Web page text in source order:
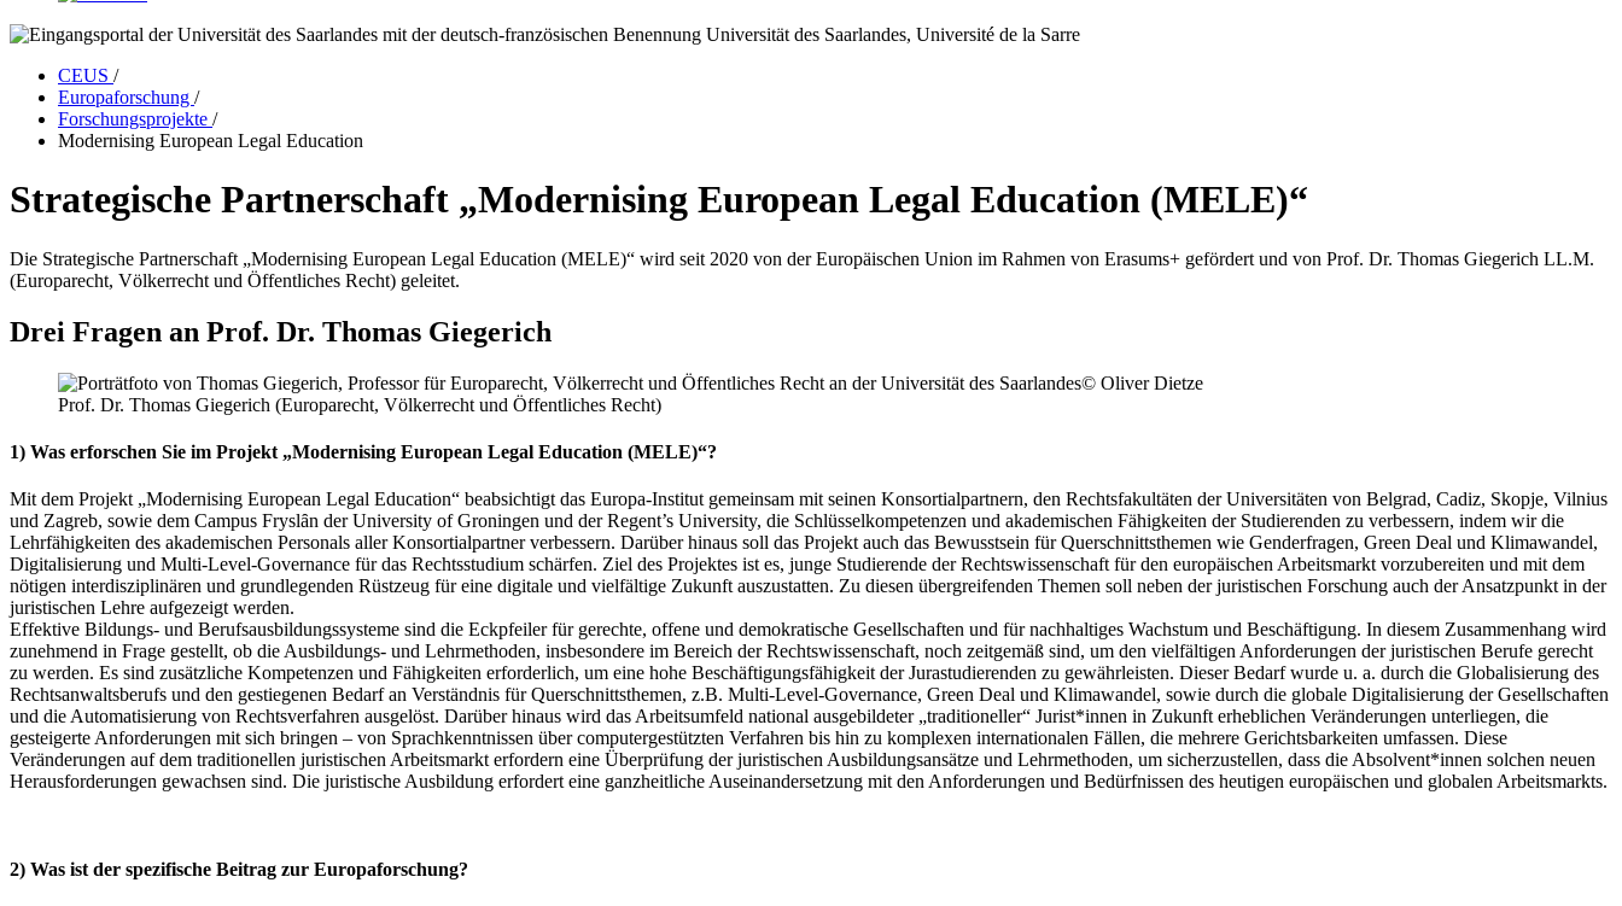
CEUS /
Europaforschung /
Forschungsprojekte /
Modernising European Legal Education
Strategische Partnerschaft „Modernising European Legal Education (MELE)“
Die Strategische Partnerschaft „Modernising European Legal Education (MELE)“ wird seit 2020 von der Europäischen Union im Rahmen von Erasums+ gefördert und von Prof. Dr. Thomas Giegerich LL.M.
(Europarecht, Völkerrecht und Öffentliches Recht) geleitet.
Drei Fragen an Prof. Dr. Thomas Giegerich
© Oliver Dietze
Prof. Dr. Thomas Giegerich (Europarecht, Völkerrecht und Öffentliches Recht)
1) Was erforschen Sie im Projekt „Modernising European Legal Education (MELE)“?
Mit dem Projekt „Modernising European Legal Education“ beabsichtigt das Europa-Institut gemeinsam mit seinen Konsortialpartnern, den Rechtsfakultäten der Universitäten von Belgrad, Cadiz, Skopje, Vilnius
und Zagreb, sowie dem Campus Fryslȃn der University of Groningen und der Regent’s University, die Schlüssel­kompetenzen und akademischen Fähig­keiten der Studierenden zu verbessern, indem wir die
Lehrfähigkeiten des akademischen Personals aller Konsortial­partner verbessern. Darüber hinaus soll das Projekt auch das Bewusstsein für Querschnitts­themen wie Genderfragen, Green Deal und Klimawandel,
Digitalisierung und Multi-Level-Governance für das Rechtsstudium schärfen. Ziel des Projektes ist es, junge Studierende der Rechts­wissenschaft für den europäischen Arbeits­markt vorzubereiten und mit dem
nötigen interdisziplinären und grund­legenden Rüstzeug für eine digitale und vielfältige Zukunft auszustatten. Zu diesen übergreifenden Themen soll neben der juristischen Forschung auch der Ansatz­punkt in der
juristischen Lehre aufgezeigt werden.
Effektive Bildungs- und Berufsausbildungssysteme sind die Eckpfeiler für gerechte, offene und demokratische Gesell­schaften und für nachhaltiges Wachstum und Beschäftigung. In diesem Zusammen­hang wird
zunehmend in Frage gestellt, ob die Ausbildungs- und Lehr­methoden, insbesondere im Bereich der Rechts­wissenschaft, noch zeitgemäß sind, um den vielfältigen Anforderungen der juristischen Berufe gerecht
zu werden. Es sind zusätzliche Kompetenzen und Fähig­keiten erforderlich, um eine hohe Beschäftigungs­fähigkeit der Jura­studierenden zu gewährleisten. Dieser Bedarf wurde u. a. durch die Globalisierung des
Rechtsanwalts­berufs und den gestiegenen Bedarf an Verständnis für Querschnitts­themen, z.B. Multi-Level-Governance, Green Deal und Klimawandel, sowie durch die globale Digitalisierung der Gesell­schaften
und die Automatisierung von Rechts­verfahren ausgelöst. Darüber hinaus wird das Arbeits­umfeld national ausgebildeter „traditioneller“ Jurist*innen in Zukunft erheblichen Veränderungen unterliegen, die
gesteigerte Anforderungen mit sich bringen – von Sprach­kenntnissen über computer­gestützten Verfahren bis hin zu komplexen inter­nationalen Fällen, die mehrere Gerichts­barkeiten umfassen. Diese
Veränderungen auf dem traditionellen juristischen Arbeits­markt erfordern eine Über­prüfung der juristischen Ausbildungs­ansätze und Lehr­methoden, um sicher­zustellen, dass die Absolvent*innen solchen neuen
Heraus­forderungen gewachsen sind. Die juristische Ausbildung erfordert eine ganz­heitliche Auseinandersetzung mit den Anforderungen und Bedürfnissen des heutigen europäischen und globalen Arbeitsmarkts.
2) Was ist der spezifische Beitrag zur Europaforschung?